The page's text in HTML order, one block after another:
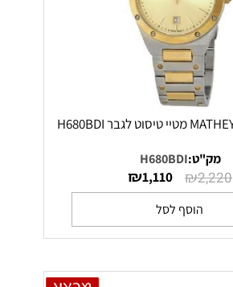
מק"ט:H680BDI
₪2,220
₪1,110
הוסף לסל